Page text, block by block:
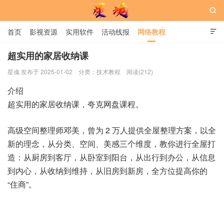

首页 影视资源 实用软件 活动线报 网络教程
用户中心 书籍 娱乐

超实用的家居收纳课
星魂 发布于 2025-01-02 分类： 技术教程 阅读(212)
介绍
超实用的家居收纳课，夸克网盘课程。
高级空间整理师邓美，曾为 2 万人提供全屋整理方案，以全
新的理念，从分类、空间、美感三个维度，教你进行全屋打
造：从厨房到客厅，从卧室到阳台，从出行到办公，从信息
到内心，从收纳到维持，从旧房到新房，全方位提高你的
“住商”。